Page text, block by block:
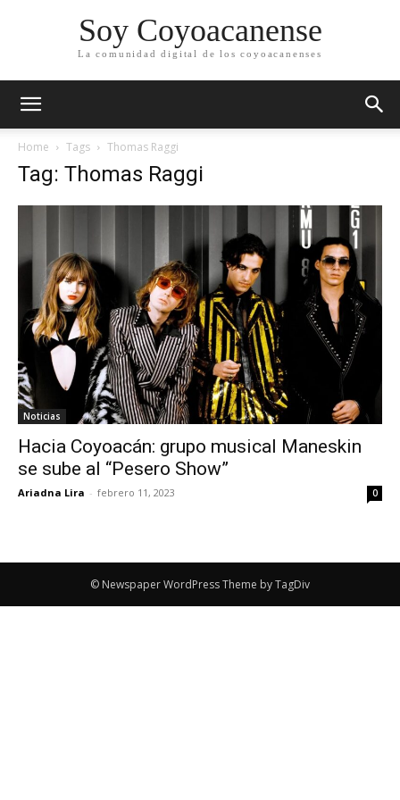
Soy Coyoacanense
La comunidad digital de los coyoacanenses
Home Tags Thomas Raggi
Tag: Thomas Raggi
Noticias
Hacia Coyoacán: grupo musical Maneskin
se sube al “Pesero Show”
Ariadna Lira - febrero 11, 2023 0
© Newspaper WordPress Theme by TagDiv